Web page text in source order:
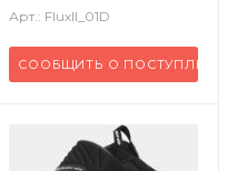
черный
Арт.: FluxII_01D
СООБЩИТЬ О ПОСТУПЛЕНИИ